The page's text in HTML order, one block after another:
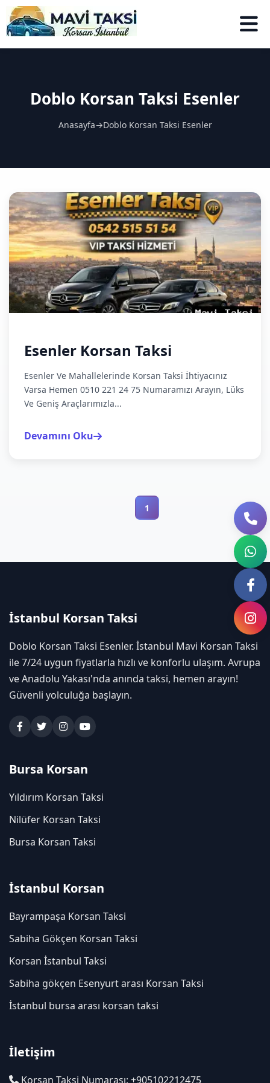
Doblo Korsan Taksi Esenler
Anasayfa→Doblo Korsan Taksi Esenler
Esenler Korsan Taksi
Esenler Ve Mahallelerinde Korsan Taksi İhtiyacınız
Varsa Hemen 0510 221 24 75 Numaramızı Arayın, Lüks
Ve Geniş Araçlarımızla...
Devamını Oku
1
İstanbul Korsan Taksi
Doblo Korsan Taksi Esenler. İstanbul Mavi Korsan Taksi
ile 7/24 uygun fiyatlarla hızlı ve konforlu ulaşım. Avrupa
ve Anadolu Yakası'nda anında taksi, hemen arayın!
Güvenli yolculuğa başlayın.
Bursa Korsan
Yıldırım Korsan Taksi
Nilüfer Korsan Taksi
Bursa Korsan Taksi
İstanbul Korsan
Bayrampaşa Korsan Taksi
Sabiha Gökçen Korsan Taksi
Korsan İstanbul Taksi
Sabiha gökçen Esenyurt arası Korsan Taksi
İstanbul bursa arası korsan taksi
İletişim
Korsan Taksi Numarası: +905102212475